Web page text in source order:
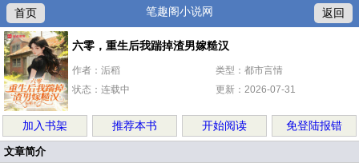
首页 笔趣阁小说网 返回
六零，重生后我踹掉渣男嫁糙汉
作者：洉稻
类型：都市言情
状态：连载中
更新：2026-07-31
加入书架 推荐本书 开始阅读 免登陆报错
文章简介